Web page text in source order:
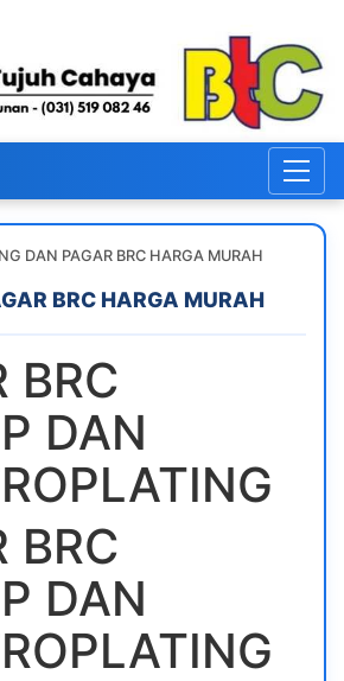
DAN PAGAR BRC HARGA MURAH
BRC HARGA MURAH
BRC
DAN
BRC
DAN